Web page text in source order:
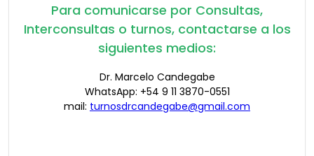
Para comunicarse por Consultas,
Interconsultas o turnos, contactarse a los
siguientes medios:
Dr. Marcelo Candegabe
WhatsApp: +54 9 11 3870-0551
mail: turnosdrcandegabe@gmail.com